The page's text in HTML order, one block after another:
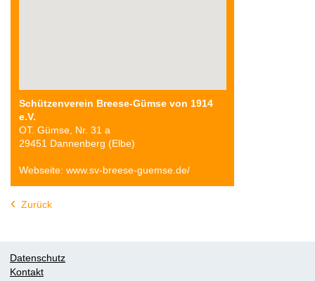
Schützenverein Breese-Gümse von 1914
e.V.
OT. Gümse, Nr. 31 a
29451 Dannenberg (Elbe)
Webseite: www.sv-breese-guemse.de/
Zurück
Datenschutz
Kontakt